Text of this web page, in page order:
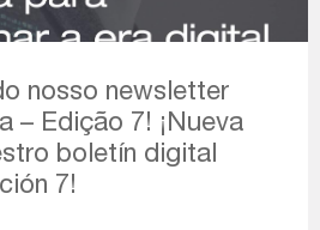
nosso newsletter
– Edição 7! ¡Nueva
boletín digital
7!